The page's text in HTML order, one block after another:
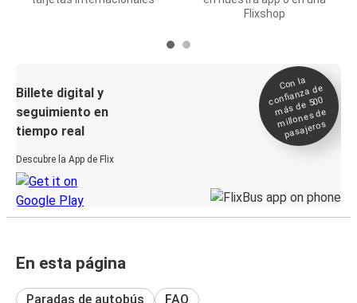
Flixshop
Billete digital y
seguimiento en
tiempo real
Descubre la App de Flix
Con la
confianza de
más de 500
millones de
pasajeros
En esta página
Paradas de autobús FAQ